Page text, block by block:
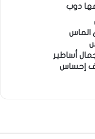
دوب
الماس
أساطير
إحساس